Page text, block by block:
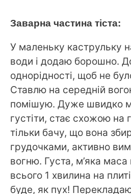
Заварна частина тіста:
У маленьку каструльку
води і додаю борошно.
однорідності, щоб не
Ставлю на середній
помішую. Дуже швидко
густіти, стає схожою на
тільки бачу, що вона
грудочками, активно
вогню. Густа, м’яка
всього 1 хвилина на
буде, як пух!